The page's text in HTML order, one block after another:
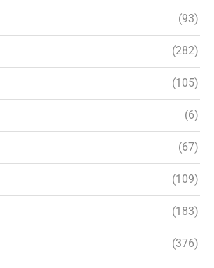
(93)
(282)
(105)
(6)
(67)
(109)
(183)
(376)